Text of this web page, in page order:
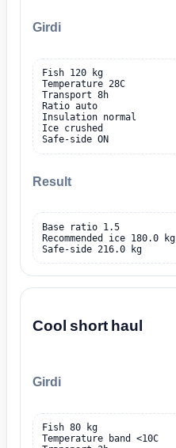
Girdi
Fish 120 kg
Temperature 28C
Transport 8h
Ratio auto
Insulation normal
Ice crushed
Safe-side ON
Result
Base ratio 1.5
Recommended ice 180.0 kg
Safe-side 216.0 kg
Cool short haul
Girdi
Fish 80 kg
Temperature band <10C